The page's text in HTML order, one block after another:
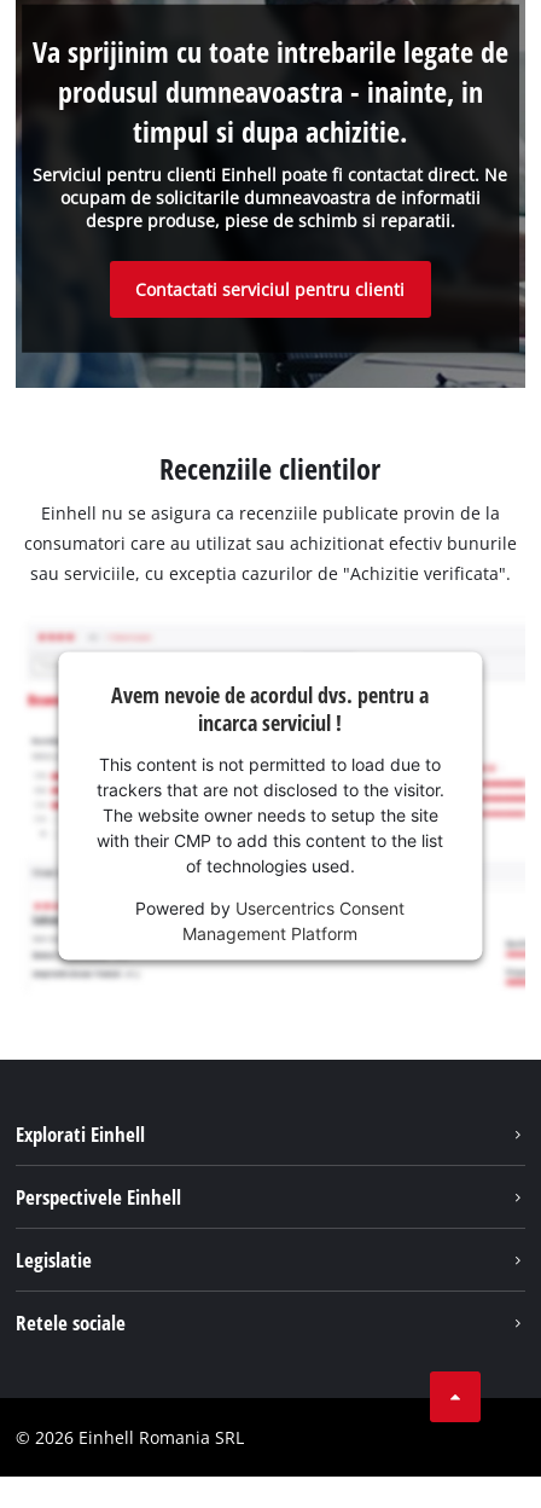
Serviciul pentru clienti Einhell poate fi contactat direct. Ne
ocupam de solicitarile dumneavoastra de informatii
despre produse, piese de schimb si reparatii.
Va sprijinim cu toate intrebarile legate de
produsul dumneavoastra - inainte, in
timpul si dupa achizitie.
Contactati serviciul pentru clienti
Recenziile clientilor
Einhell nu se asigura ca recenziile publicate provin de la
consumatori care au utilizat sau achizitionat efectiv bunurile
sau serviciile, cu exceptia cazurilor de "Achizitie verificata".
Avem nevoie de acordul dvs. pentru a
incarca serviciul !
This content is not permitted to load due to
trackers that are not disclosed to the visitor.
The website owner needs to setup the site
with their CMP to add this content to the list
of technologies used.
Powered by Usercentrics Consent
Management Platform
Explorati Einhell
Sistemul de acumulatori
Perspectivele Einhell
Einhell in lume
Legislatie
Declaratie de accesibilitate
Retele sociale
Facebook
© 2026 Einhell Romania SRL